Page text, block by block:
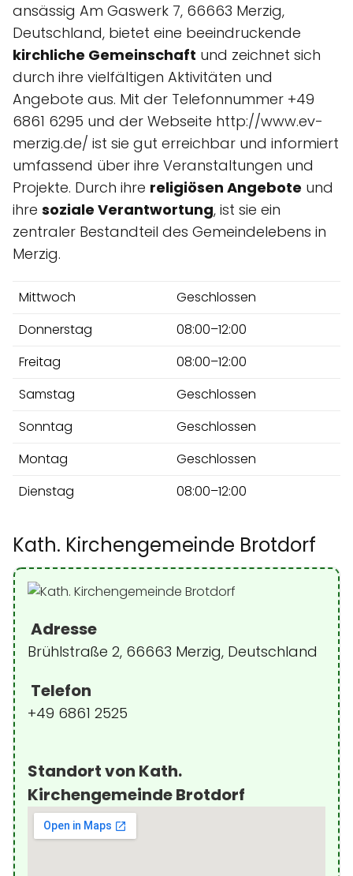
ansässig Am Gaswerk 7, 66663 Merzig,
Deutschland, bietet eine beeindruckende
kirchliche Gemeinschaft und zeichnet sich
durch ihre vielfältigen Aktivitäten und
Angebote aus. Mit der Telefonnummer +49
6861 6295 und der Webseite http://www.ev-
merzig.de/ ist sie gut erreichbar und informiert
umfassend über ihre Veranstaltungen und
Projekte. Durch ihre religiösen Angebote und
ihre soziale Verantwortung, ist sie ein
zentraler Bestandteil des Gemeindelebens in
Merzig.
Mittwoch
Geschlossen
Donnerstag
08:00–12:00
Freitag
08:00–12:00
Samstag
Geschlossen
Sonntag
Geschlossen
Montag
Geschlossen
Dienstag
08:00–12:00
Kath. Kirchengemeinde Brotdorf
Adresse
Brühlstraße 2, 66663 Merzig, Deutschland
Telefon
+49 6861 2525
Standort von Kath.
Kirchengemeinde Brotdorf